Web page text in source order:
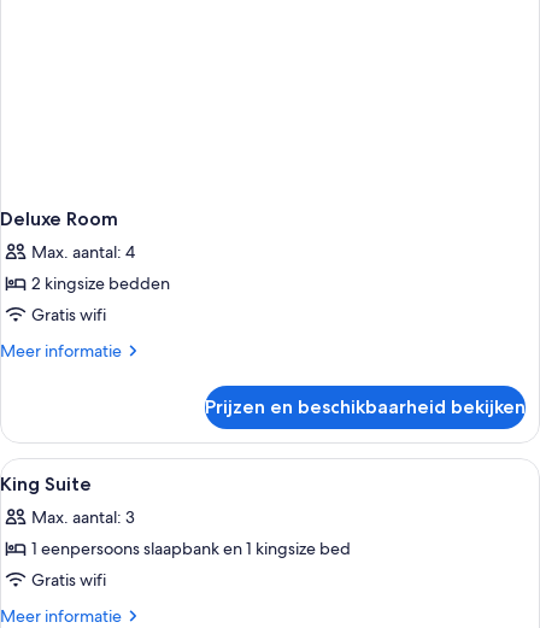
Deluxe Room
Max. aantal: 4
2 kingsize bedden
Gratis wifi
Meer informatie
Meer
Room
Prijzen en beschikbaarheid bekijken
Alle
foto's
voor
King
Suite
laden
Een hotelkamer met een bed,
2
King Suite
Max. aantal: 3
1 eenpersoons slaapbank en 1 kingsize bed
Gratis wifi
Meer informatie
Meer